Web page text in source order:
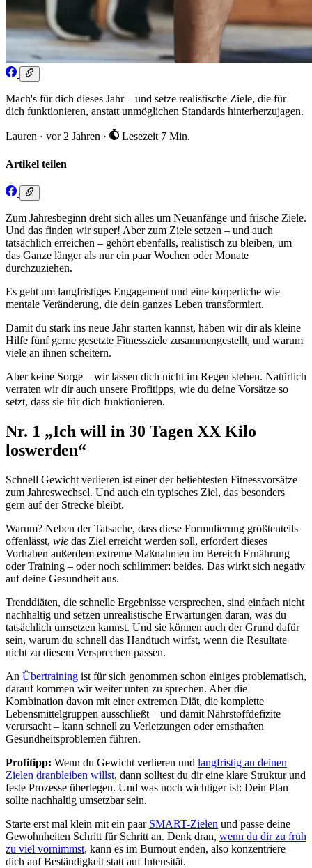
Mach's für dich dieses Jahr – und setze realistische Ziele, die für
dich funktionieren, anstatt unmöglichen Standards hinterherzujagen.
Lauren · vor 2 Jahren · Lesezeit 7 Min.
Artikel teilen
Zum Jahresbeginn dreht sich alles um Neuanfänge und frische Ziele.
Und das finden wir super! Aber zum Ziele setzen – und auch
tatsächlich erreichen – gehört ebenfalls, realistisch zu bleiben, um
das Ganze länger als nur ein paar Wochen oder Monate
durchzuziehen.
Es geht um langfristiges Engagement und eine körperliche wie
mentale Veränderung, die dein ganzes Leben transformiert.
Damit du stark ins neue Jahr starten kannst, haben wir dir als kleine
Hilfe fünf gerne gesetzte Fitnessziele zusammengestellt, und warum
viele an ihnen scheitern.
Aber keine Sorge – wir lassen dich nicht im Regen stehen. Natürlich
verraten wir dir auch unsere Profitipps, wie du deine Vorsätze so
setzt, dass sie für dich funktionieren.
Nr. 1 „Ich will in 30 Tagen XX Kilo
loswerden“
Schnell Gewicht verlieren ist einer der beliebtesten Fitnessvorsätze
zum Jahreswechsel. Und auch ein typisches Ziel, das besonders
gern auf der Strecke bleibt.
Warum? Neben der Tatsache, dass diese Formulierung größtenteils
offenlässt, wie das Ziel erreicht werden soll, erfordert dieses
Vorhaben außerdem extreme Maßnahmen im Bereich Ernährung
oder Training – oder noch schlimmer: beides. Das wirkt sich negativ
auf deine Gesundheit aus.
Trenddiäten, die schnelle Ergebnisse versprechen, sind einfach nicht
nachhaltig und setzen unrealistische Erwartungen daran, was du
tatsächlich umsetzen kannst. Und sie können auch der Grund dafür
sein, warum du schnell das Handtuch wirfst, wenn die Resultate
nicht zu diesem Versprechen passen.
An Übertraining ist für sich genommen schon einiges problematisch,
darauf kommen wir weiter unten zu sprechen. Aber die
Kombination davon mit einer extremen Diät, die komplette
Lebensmittelgruppen ausschließt – und damit Nährstoffdefizite
verursacht – kann schnell zu Verletzungen oder ernsthaften
Gesundheitsproblemen führen.
Profitipp: Wenn du Gewicht verlieren und langfristig an deinen
Zielen dranbleiben willst, dann solltest du dir eine klare Struktur und
feste Prozesse überlegen. Und was noch wichtiger ist: Dein Plan
sollte nachhaltig umsetzbar sein.
Starte erst mal klein mit ein paar SMART-Zielen und passe deine
Gewohnheiten Schritt für Schritt an. Denk dran, wenn du dir zu früh
zu viel vornimmst, kann es im Burnout enden, also konzentriere
dich auf Beständigkeit statt auf Intensität.